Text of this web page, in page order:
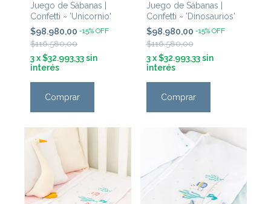
Juego de Sábanas |
Confetti ~ 'Unicornio'
$98.980,00 -15% OFF
$116.580,00
3x$32.993,33sin
interés
Comprar
Juego de Sábanas |
Confetti ~ 'Dinosaurios'
$98.980,00 -15% OFF
$116.580,00
3 x$32.993,33 sin
interés
Comprar